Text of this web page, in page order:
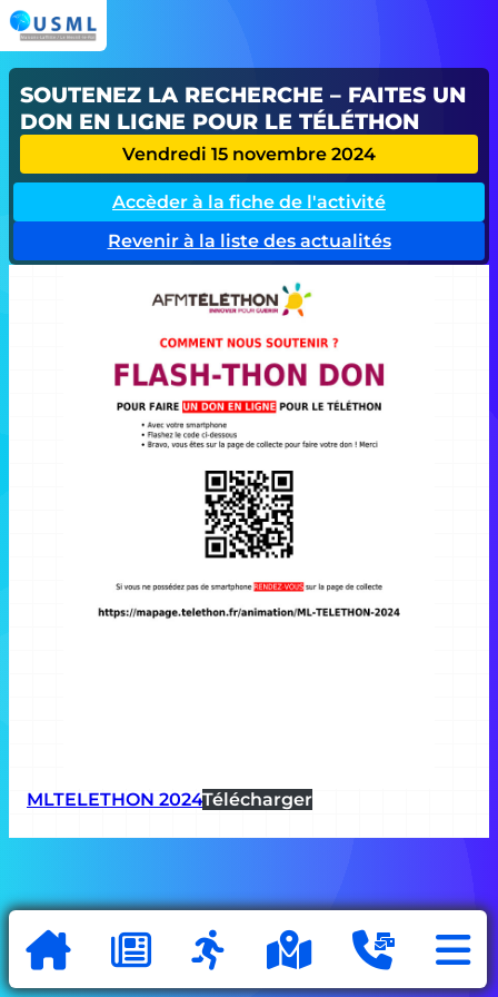
SOUTENEZ LA RECHERCHE – FAITES UN
DON EN LIGNE POUR LE TÉLÉTHON
Vendredi 15 novembre 2024
Accèder à la fiche de l'activité
Revenir à la liste des actualités
MLTELETHON 2024Télécharger